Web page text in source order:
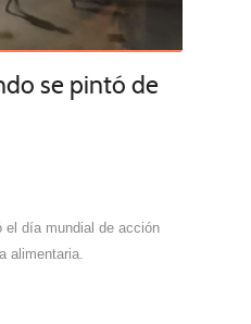
se pintó de
el día mundial de acción
alimentaria.